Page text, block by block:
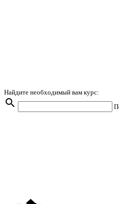
Найдите необходимый вам курс:
search